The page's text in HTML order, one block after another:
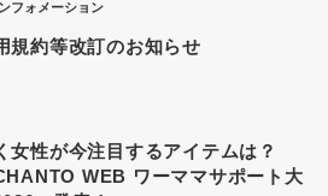
フォメーション
規約等改訂のお知らせ
女性が今注目するアイテムは？
WEB ワーママサポート大